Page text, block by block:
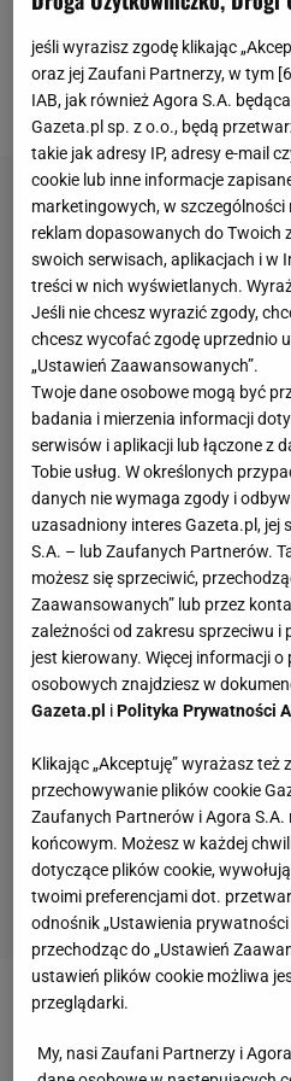
dała kibicom najwięcej
polskich drużyn?
Sebastian Świderski: Miło
docenia, ale należy
jeśli wyrazisz zgodę klikając
oraz jej Zaufani Partnerzy, w tym [
IAB, jak również Agora S.A.
Gazeta.pl sp. z o.o., będą
takie jak adresy IP, adresy e-mail
cookie lub inne informacje
marketingowych, w
reklam dopasowanych do Twoich
swoich serwisach, aplikacjach i w
treści w nich wyświetlanych.
Jeśli nie chcesz wyrazić zgody,
chcesz wycofać zgodę uprzednio
„Ustawień Zaawansowanych”.
Twoje dane osobowe mogą być
badania i mierzenia informacji
serwisów i aplikacji lub łączone z
Tobie usług. W określonych
danych nie wymaga zgody i
uzasadniony interes Gazeta.pl, jej
S.A. – lub Zaufanych Partnerów.
możesz się sprzeciwić,
Zaawansowanych” lub przez
zależności od zakresu sprzeciwu i
jest kierowany. Więcej informacji
osobowych znajdziesz w
Gazeta.pl iPolityka Prywatności
Klikając „Akceptuję” wyrażasz też
przechowywanie plików cookie
Zaufanych Partnerów i Agora S.A.
końcowym. Możesz w każdej
dotyczące plików cookie,
twoimi preferencjami dot.
odnośnik „Ustawienia
przechodząc do „Ustawień
ustawień plików cookie możliwa
przeglądarki.
My, nasi Zaufani Partnerzy i